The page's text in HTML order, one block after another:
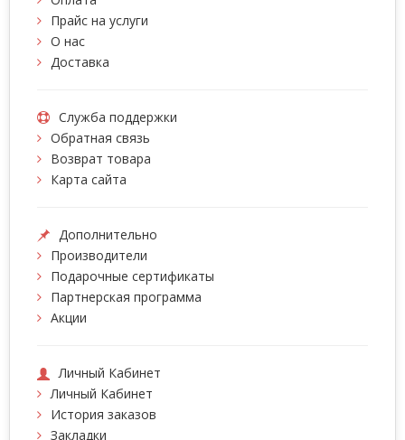
Прайс на услуги
О нас
Доставка
Служба поддержки
Обратная связь
Возврат товара
Карта сайта
Дополнительно
Производители
Подарочные сертификаты
Партнерская программа
Акции
Личный Кабинет
Личный Кабинет
История заказов
Закладки